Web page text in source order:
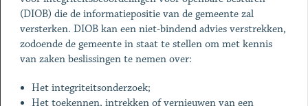
(DIOB) die de informatiepositie van de gemeente zal
versterken. DIOB kan een niet-bindend advies verstrekken,
zodoende de gemeente in staat te stellen om met kennis
van zaken beslissingen te nemen over:
Het integriteitsonderzoek;
Het toekennen, intrekken of vernieuwen van een